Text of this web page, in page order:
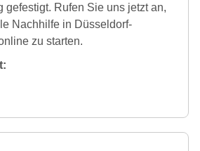
gefestigt. Rufen Sie uns jetzt an,
Nachhilfe in Düsseldorf-
zu starten.